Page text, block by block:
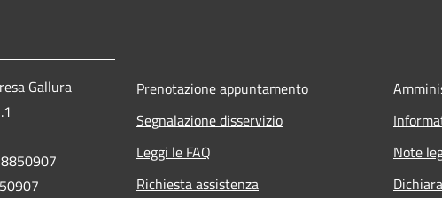
Gallura
Prenotazione appuntamento
Segnalazione disservizio
Leggi le FAQ
Richiesta assistenza
Note